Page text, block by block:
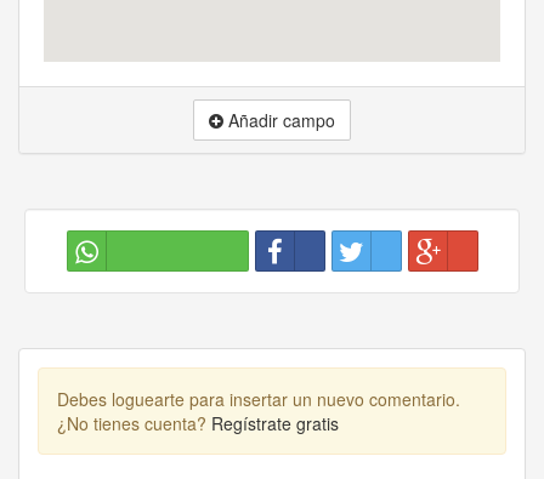
Añadir campo
Debes loguearte para insertar un nuevo comentario.
¿No tienes cuenta? Regístrate gratis